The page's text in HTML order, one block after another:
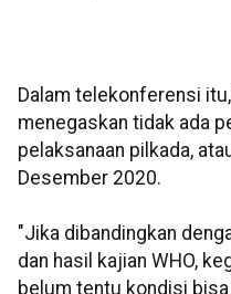
Dalam telekonferensi
menegaskan tidak ada
pelaksanaan pilkada,
Desember 2020.
"Jika dibandingkan
dan hasil kajian WHO,
belum tentu kondisi bisa